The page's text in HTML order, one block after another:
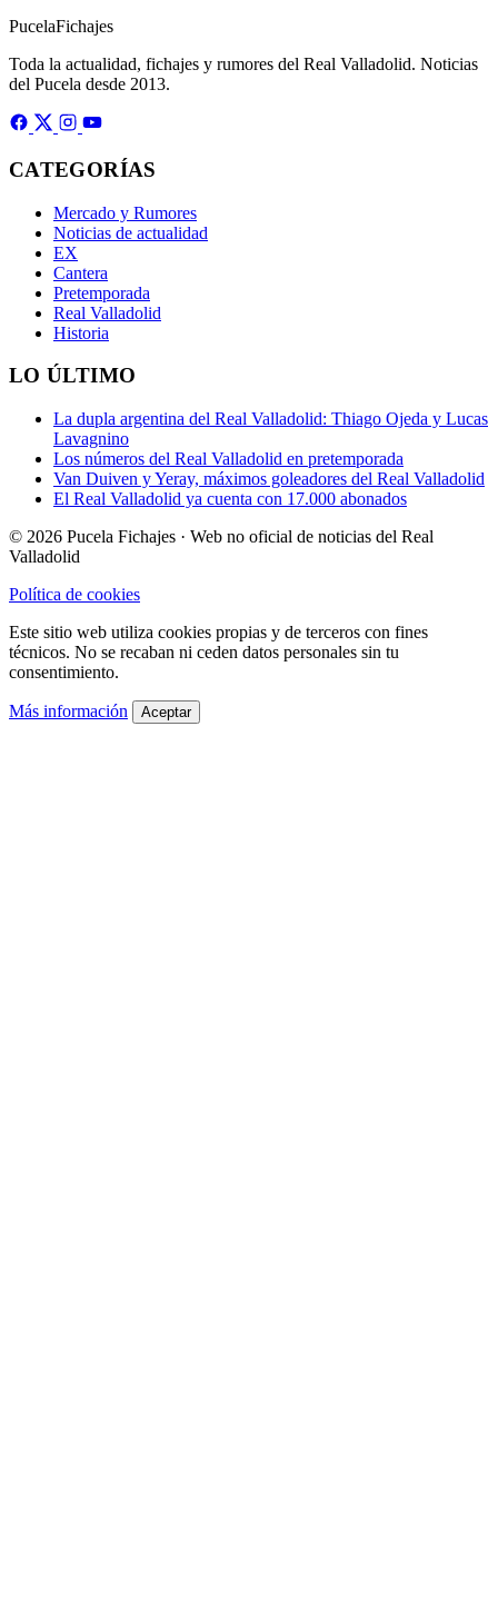
PucelaFichajes
Toda la actualidad, fichajes y rumores del Real Valladolid. Noticias
del Pucela desde 2013.
CATEGORÍAS
Mercado y Rumores
Noticias de actualidad
EX
Cantera
Pretemporada
Real Valladolid
Historia
LO ÚLTIMO
La dupla argentina del Real Valladolid: Thiago Ojeda y Lucas
Lavagnino
Los números del Real Valladolid en pretemporada
Van Duiven y Yeray, máximos goleadores del Real Valladolid
El Real Valladolid ya cuenta con 17.000 abonados
© 2026 Pucela Fichajes · Web no oficial de noticias del Real
Valladolid
Política de cookies
Este sitio web utiliza cookies propias y de terceros con fines
técnicos. No se recaban ni ceden datos personales sin tu
consentimiento.
Más información Aceptar